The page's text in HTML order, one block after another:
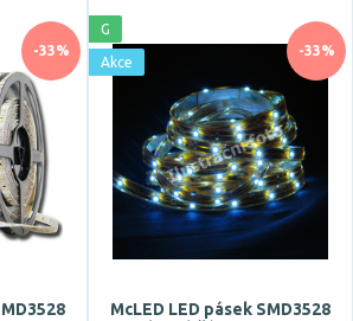
Zobrazit více
-33% -33%
G
Akce
McLED LED pásek SMD3528